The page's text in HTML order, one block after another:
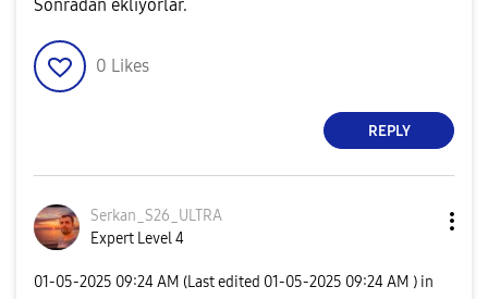
Sonradan ekliyorlar.
0 Likes
REPLY
Serkan_S26_ULTRA
Expert Level 4
‎01-05-2025 09:24 AM (Last edited ‎01-05-2025 09:24 AM ) in